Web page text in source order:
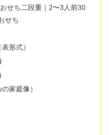
せち二段重｜2〜3人前30
せち
形式）
家庭像）